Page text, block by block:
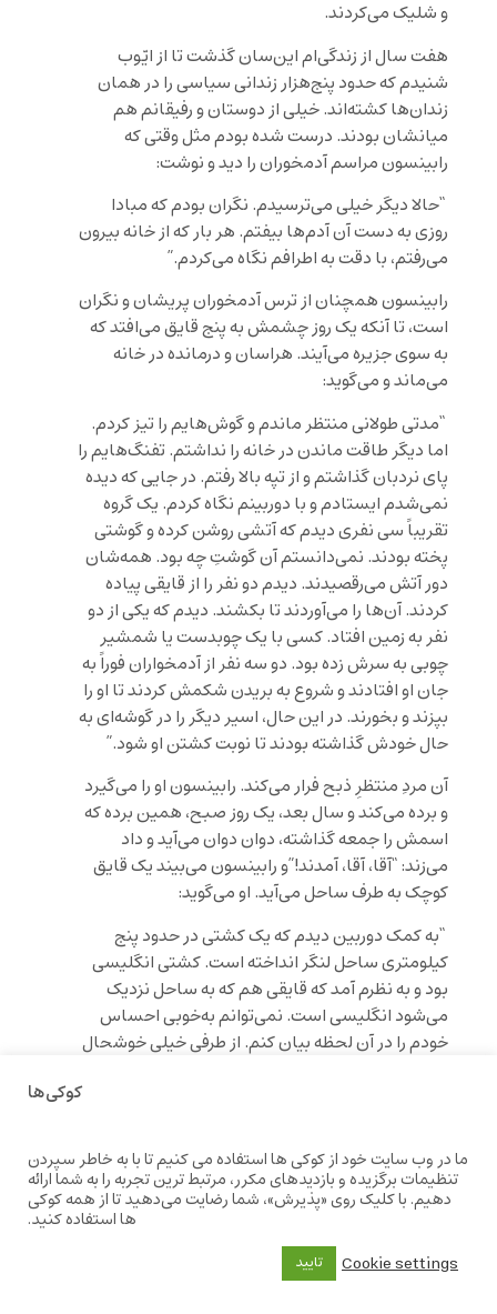
و شلیک می‌کردند.
هفت سال از زندگی‌‌ام این‌سان گذشت تا از ایّوب
شنیدم که حدود پنج‌هزار زندانی سیاسی را در همان
زندان‌ها کشته‌اند. خیلی از دوستان و رفیقانم هم
میانشان بودند. درست شده بودم مثل وقتی که
رابینسون مراسم آدمخوران را دید و نوشت:
“حالا دیگر خیلی می‌ترسیدم. نگران بودم که مبادا
روزی به دست آن آدم‌ها بیفتم. هر بار که از خانه بیرون
می‌رفتم، با دقت به اطرافم نگاه می‌کردم.”
رابینسون همچنان از ترس آدمخوران پریشان و نگران
است، تا آنکه یک روز چشمش به پنج قایق می‌افتد که
به سوی جزیره می‌آیند. هراسان و درمانده در خانه
می‌ماند و می‌گوید:
“مدتی طولانی منتظر ماندم و گوش‌هایم را تیز کردم.
اما دیگر طاقت ماندن در خانه را نداشتم. تفنگ‌هایم را
پای نردبان گذاشتم و از تپه بالا رفتم. در جایی که دیده
نمی‌شدم ایستادم و با دوربینم نگاه کردم. یک گروه
تقریباً سی نفری دیدم که آتشی روشن کرده و گوشتی
پخته بودند. نمی‌دانستم آن گوشتِ چه بود. همه‌شان
دور آتش می‌رقصیدند. دیدم دو نفر را از قایقی پیاده
کردند. آن‌ها را می‌آوردند تا بکشند. دیدم که یکی از دو
نفر به زمین افتاد. کسی با یک چوبدست یا شمشیر
چوبی به سرش زده بود. دو سه نفر از آدمخواران فوراً به
جان او افتادند و شروع به بریدن شکمش کردند تا او را
بپزند و بخورند. در این حال، اسیر دیگر را در گوشه‌ای به
حال خودش گذاشته بودند تا نوبت کشتن او شود.”
آن مردِ منتظرِ ذبح فرار می‌کند. رابینسون او را می‌گیرد
و برده می‌کند و سال بعد، یک روز صبح، همین برده که
اسمش را جمعه گذاشته، دوان دوان می‌آید و داد
می‌زند:“آقا، آقا، آمدند!”و رابینسون می‌بیند یک قایق
کوچک به طرف ساحل می‌آید. او می‌گوید:
“به کمک دوربین دیدم که یک کشتی در حدود پنج
کیلومتری ساحل لنگر انداخته است. کشتی انگلیسی
بود و به نظرم آمد که قایقی هم که به ساحل نزدیک
می‌شود انگلیسی است. نمی‌توانم به‌خوبی احساس
خودم را در آن لحظه بیان کنم. از طرفی خیلی خوشحال
می‌کردند و دلیلی نبود که با من دشمن باشند. اما از
طرف دیگر در ته دلم دچار شک بودم و احساس نگرانی
می‌کردم.”
یعنی درست مثل وقتی که من از دور آن دو قاچاقچی را
با نشانی‌هایی که ایّوب داده بود دیدم. هر دو ایرانی
کوکی‌ها
ما در وب سایت خود از کوکی ها استفاده می کنیم تا با به خاطر سپردن
تنظیمات برگزیده و بازدیدهای مکرر، مرتبط ترین تجربه را به شما ارائه
دهیم. با کلیک روی «پذیرش»، شما رضایت می‌دهید تا از همه کوکی
ها استفاده کنید.
Cookie settings
تایید